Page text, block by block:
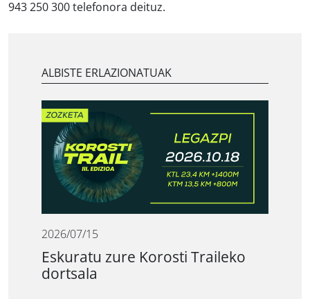
943 250 300 telefonora deituz.
ALBISTE ERLAZIONATUAK
2026/07/15
Eskuratu zure Korosti Traileko
dortsala